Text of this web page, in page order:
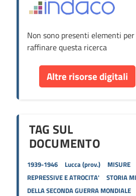
Non sono presenti elementi per
raffinare questa ricerca
Altre risorse digitali
TAG SUL
DOCUMENTO
1939-1946 Lucca (prov.)
MISURE
REPRESSIVE E ATROCITA'
STORIA
DELLA SECONDA GUERRA MONDIALE